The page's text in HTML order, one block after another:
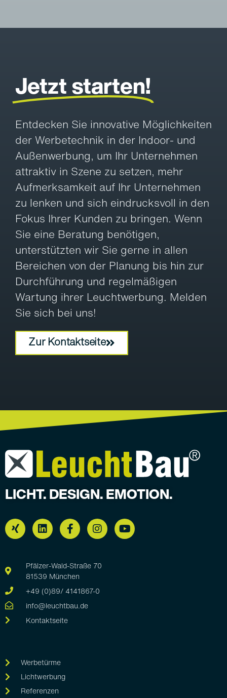
Jetzt starten!
Entdecken Sie innovative Möglichkeiten
der Werbetechnik in der Indoor- und
Außenwerbung, um Ihr Unternehmen
attraktiv in Szene zu setzen, mehr
Aufmerksamkeit auf Ihr Unternehmen
zu lenken und sich eindrucksvoll in den
Fokus Ihrer Kunden zu bringen. Wenn
Sie eine Beratung benötigen,
unterstützten wir Sie gerne in allen
Bereichen von der Planung bis hin zur
Durchführung und regelmäßigen
Wartung ihrer Leuchtwerbung. Melden
Sie sich bei uns!
Zur Kontaktseite
LICHT. DESIGN. EMOTION.
Pfälzer-Wald-Straße 70
81539 München
+49 (0)89/ 4141867-0
info@leuchtbau.de
Kontaktseite
Werbetürme
Lichtwerbung
Referenzen